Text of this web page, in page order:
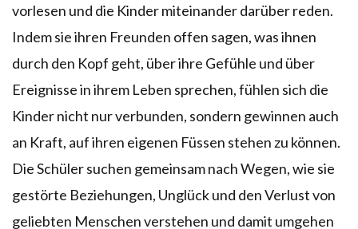
vorlesen und die Kinder miteinander darüber reden.
Indem sie ihren Freunden offen sagen, was ihnen
durch den Kopf geht, über ihre Gefühle und über
Ereignisse in ihrem Leben sprechen, fühlen sich die
Kinder nicht nur verbunden, sondern gewinnen auch
an Kraft, auf ihren eigenen Füssen stehen zu können.
Die Schüler suchen gemeinsam nach Wegen, wie sie
gestörte Beziehungen, Unglück und den Verlust von
geliebten Menschen verstehen und damit umgehen